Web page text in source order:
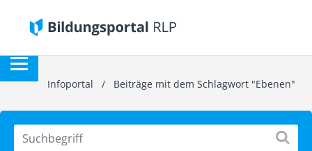
Infoportal / Beiträge mit dem Schlagwort "Ebenen"